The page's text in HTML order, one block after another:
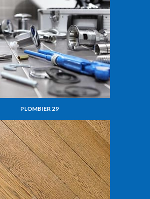
PLOMBIER 29